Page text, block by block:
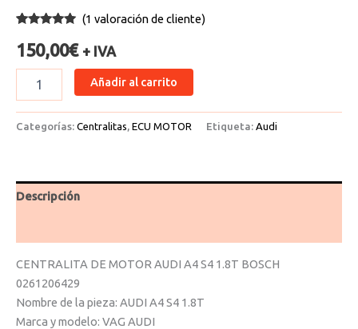
con5.00de
5 en base
avaloración
de un
cliente
(1 valoración de cliente)
150,00€ + IVA
Añadir al carrito
Categorías: Centralitas ECU MOTOR Etiqueta: Audi
Descripción
CENTRALITA DE MOTOR AUDI A4 S4 1.8T BOSCH
0261206429
Nombre de la pieza: AUDI A4 S4 1.8T
Marca y modelo: VAG AUDI